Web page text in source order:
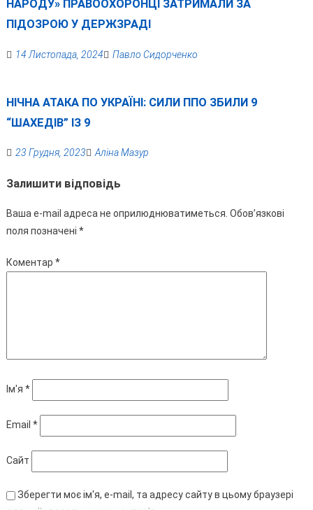
НАРОДУ» ПРАВООХОРОНЦІ ЗАТРИМАЛИ ЗА
ПІДОЗРОЮ У ДЕРЖЗРАДІ
14 Листопада, 2024 Павло Сидорченко
НІЧНА АТАКА ПО УКРАЇНІ: СИЛИ ППО ЗБИЛИ 9
“ШАХЕДІВ” ІЗ 9
23 Грудня, 2023 Аліна Мазур
Залишити відповідь
Ваша e-mail адреса не оприлюднюватиметься. Обов’язкові
поля позначені *
Коментар *
Ім'я *
Email *
Сайт
Зберегти моє ім'я, e-mail, та адресу сайту в цьому браузері